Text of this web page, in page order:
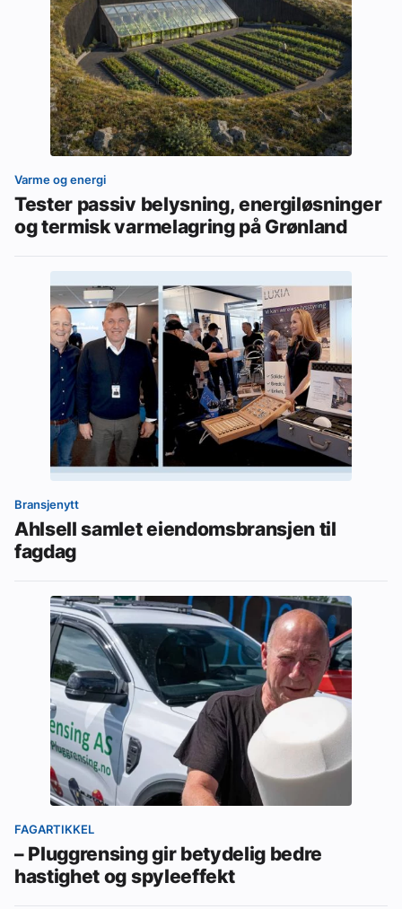
Varme og energi
Tester passiv belysning, energiløsninger
og termisk varmelagring på Grønland
Bransjenytt
Ahlsell samlet eiendomsbransjen til
fagdag
FAGARTIKKEL
– Pluggrensing gir betydelig bedre
hastighet og spyleeffekt